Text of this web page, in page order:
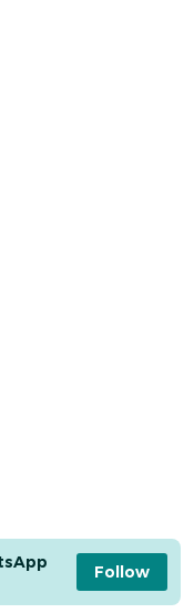
Follow